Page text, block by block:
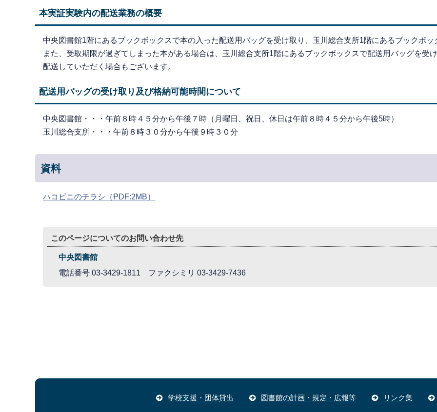
本実証実験内の配送業務の概要
中央図書館1階にあるブックボックスで本の入った配送用バッグを受け取り、玉川総合支所1階にあるブックボ
また、受取期限が過ぎてしまった本がある場合は、玉川総合支所1階にあるブックボックスで配送用バッグを受
配送していただく場合もございます。
配送用バッグの受け取り及び格納可能時間について
中央図書館・・・午前８時４５分から午後７時（月曜日、祝日、休日は午前８時４５分から午後5時）
玉川総合支所・・・午前８時３０分から午後９時３０分
資料
ハコビニのチラシ （PDF:2MB）
このページについてのお問い合わせ先
中央図書館
電話番号 03-3429-1811 ファクシミリ 03-3429-7436
学校支援・団体貸出 図書館の計画・規定・広報等 リンク集